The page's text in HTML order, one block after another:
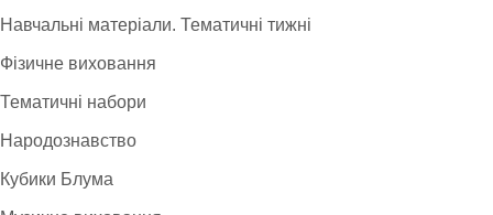
Навчальні матеріали. Тематичні тижні
Фізичне виховання
Тематичні набори
Народознавство
Кубики Блума